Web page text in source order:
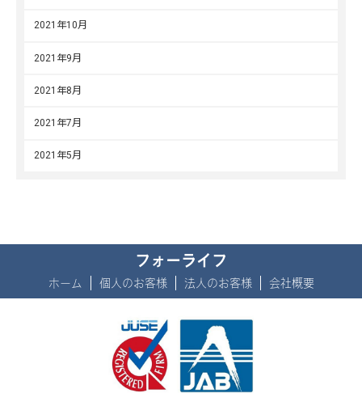
2021年10月
2021年9月
2021年8月
2021年7月
2021年5月
フォーライフ
ホーム 個人のお客様 法人のお客様 会社概要